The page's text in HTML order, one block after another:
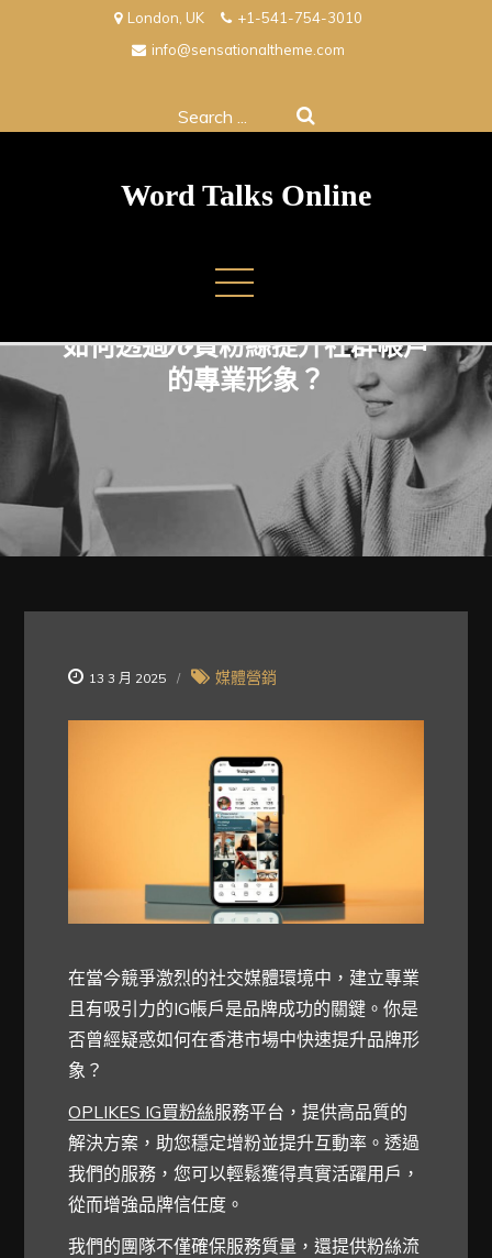
London, UK
+1-541-754-3010
info@sensationaltheme.com
Search
Word Talks Online
如何透過IG買粉絲提升社群帳戶
的專業形象？
13 3 月 2025 媒體營銷
在當今競爭激烈的社交媒體環境中，建立專業
且有吸引力的IG帳戶是品牌成功的關鍵。你是
否曾經疑惑如何在香港市場中快速提升品牌形
象？
OPLIKES IG買粉絲服務平台，提供高品質的
解決方案，助您穩定增粉並提升互動率。透過
我們的服務，您可以輕鬆獲得真實活躍用戶，
從而增強品牌信任度。
我們的團隊不僅確保服務質量，還提供粉絲流